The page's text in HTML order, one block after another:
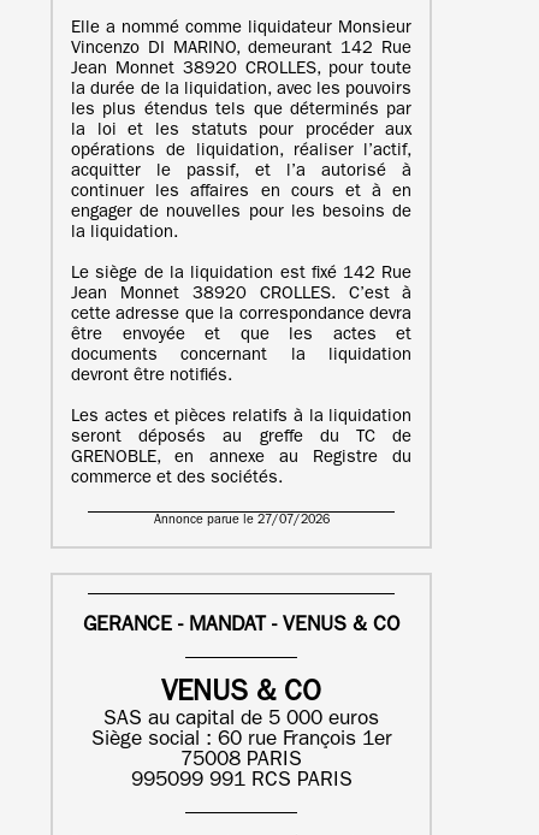
Elle a nommé comme liquidateur Monsieur
Vincenzo DI MARINO, demeurant 142 Rue
Jean Monnet 38920 CROLLES, pour toute
la durée de la liquidation, avec les pouvoirs
les plus étendus tels que déterminés par
la loi et les statuts pour procéder aux
opérations de liquidation, réaliser l’actif,
acquitter le passif, et l’a autorisé à
continuer les affaires en cours et à en
engager de nouvelles pour les besoins de
la liquidation.
Le siège de la liquidation est fixé 142 Rue
Jean Monnet 38920 CROLLES. C’est à
cette adresse que la correspondance devra
être envoyée et que les actes et
documents concernant la liquidation
devront être notifiés.
Les actes et pièces relatifs à la liquidation
seront déposés au greffe du TC de
GRENOBLE, en annexe au Registre du
commerce et des sociétés.
Annonce parue le 27/07/2026
GERANCE - MANDAT - VENUS & CO
VENUS & CO
SAS au capital de 5 000 euros
Siège social : 60 rue François 1er
75008 PARIS
995099 991 RCS PARIS